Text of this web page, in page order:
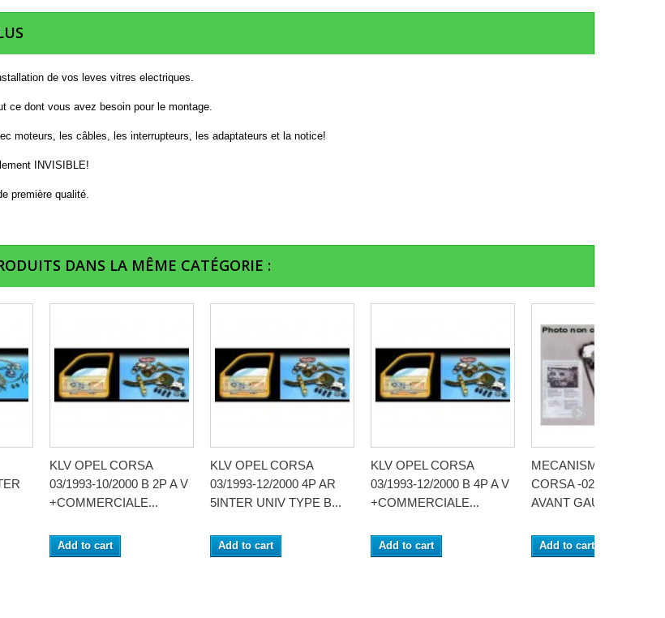
de vos leves vitres electriques.
ce dont vous avez besoin pour le montage.
moteurs, les câbles, les interrupteurs, les adaptateurs et la notice!
INVISIBLE!
première qualité.
DANS LA MÊME CATÉGORIE :
KLV OPEL CORSA
03/1993-10/2000 B 2P A V
+COMMERCIALE...
Add to cart
KLV OPEL CORSA
03/1993-12/2000 4P AR
5INTER UNIV TYPE B...
Add to cart
KLV OPEL CORSA
03/1993-12/2000 B 4P A V
+COMMERCIALE...
Add to cart
MECANISME OPEL
CORSA -02/1993 2P
AVANT GAUCHE
Add to cart